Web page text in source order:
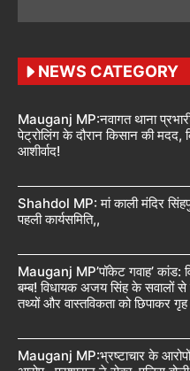
NEWS CATEGORY
Mauganj MP:नवागत थाना
पेट्रोलिंग के दौरान किसान की
आशीर्वाद!
Shahdol MP: मां काली मंदिर
पहली कार्यसमिति,,
Mauganj MP’पॉकेट गवाह’
बम्ब! विधायक अजय सिंह के सवालों
तथ्यों और वास्तविकता को छिपाकर
Mauganj MP:भ्रष्टाचार के